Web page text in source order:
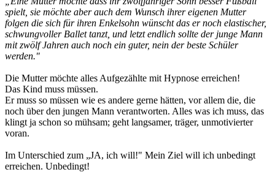
spielt, sie möchte aber auch dem Wunsch ihrer eigenen Mutter
folgen die sich für ihren Enkelsohn wünscht das er noch elastischer,
schwungvoller Ballet tanzt, und letzt endlich sollte der junge Mann
mit zwölf Jahren auch noch ein guter, nein der beste Schüler
werden."
Die Mutter möchte alles Aufgezählte mit Hypnose erreichen!
Das Kind muss müssen.
Er muss so müssen wie es andere gerne hätten, vor allem die, die
noch über den jungen Mann verantworten. Alles was ich muss, das
klingt ja schon so mühsam; geht langsamer, träger, unmotivierter
voran.
Im Unterschied zum „JA, ich will!" Mein Ziel will ich unbedingt
erreichen. Unbedingt!